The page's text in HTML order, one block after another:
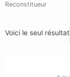
Reconstitueur
Voici le seul résultat